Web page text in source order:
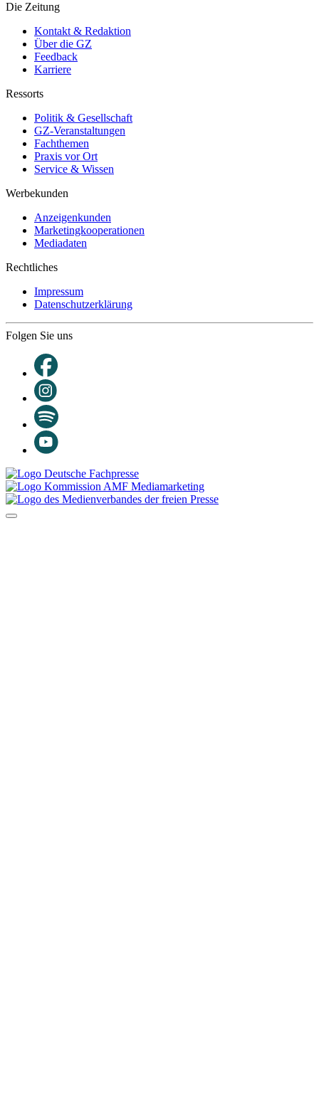
Die Zeitung
Kontakt & Redaktion
Über die GZ
Feedback
Karriere
Ressorts
Politik & Gesellschaft
GZ-Veranstaltungen
Fachthemen
Praxis vor Ort
Service & Wissen
Werbekunden
Anzeigenkunden
Marketingkooperationen
Mediadaten
Rechtliches
Impressum
Datenschutzerklärung
Folgen Sie uns